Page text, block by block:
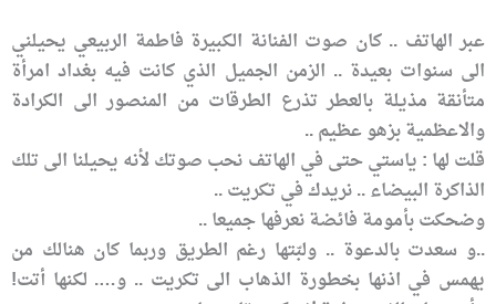
عبر الهاتف .. كان صوت الفنانة الكبيرة فاطمة الربيعي يحيلني
الى سنوات بعيدة .. الزمن الجميل الذي كانت فيه بغداد امرأة
متأنقة مذيلة بالعطر تذرع الطرقات من المنصور الى الكرادة
والاعظمية بزهو عظيم ..
قلت لها : ياستي حتى في الهاتف نحب صوتك لأنه يحيلنا الى تلك
الذاكرة البيضاء .. نريدك في تكريت ..
وضحكت بأمومة فائضة نعرفها جميعا ..
..و سعدت بالدعوة .. ولبّتها رغم الطريق وربما كان هنالك من
يهمس في اذنها بخطورة الذهاب الى تكريت .. و…. لكنها أتت!